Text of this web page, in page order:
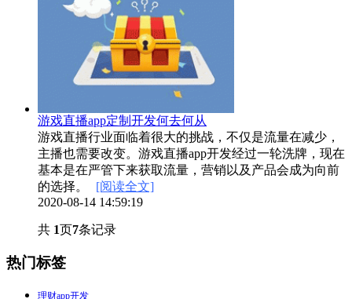
游戏直播app定制开发何去何从
游戏直播行业面临着很大的挑战，不仅是流量在减少，
主播也需要改变。游戏直播app开发经过一轮洗牌，现在
基本是在严管下来获取流量，营销以及产品会成为向前
的选择。
[阅读全文]
2020-08-14 14:59:19
共 1页7条记录
热门标签
理财app开发